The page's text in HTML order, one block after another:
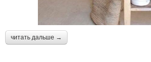
читать дальше →